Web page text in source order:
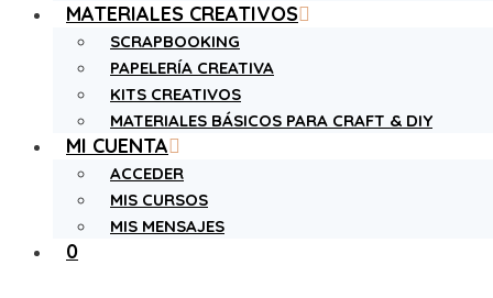
MATERIALES CREATIVOS
SCRAPBOOKING
PAPELERÍA CREATIVA
KITS CREATIVOS
MATERIALES BÁSICOS PARA CRAFT & DIY
MI CUENTA
ACCEDER
MIS CURSOS
MIS MENSAJES
0